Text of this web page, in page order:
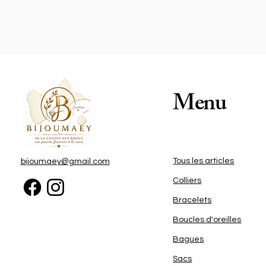
bijoumaey@gmail.com
Menu
Tous les articles
Colliers
Bracelets
Boucles d'oreilles
Bagues
Sacs